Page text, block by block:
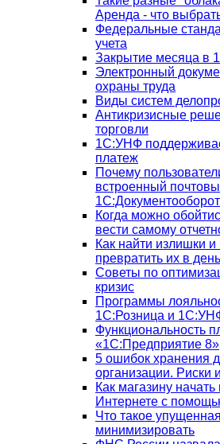
Аренда - что
Федеральные
учета
Закрытие месяца в
Электронный
охраны труда
Виды систем
Антикризисные
торговли
1С:УНФ
платеж
Почему
встроенный
1С:Документооборот
Когда можно
вести самому
Как найти излишки
превратить их в
Советы по
кризис
Программы
1С:Розница и
Функциональность
«1С:Предприятие 8»
5 ошибок хранения
организации. Риски
Как магазину
Интернете с
Что такое
минимизировать